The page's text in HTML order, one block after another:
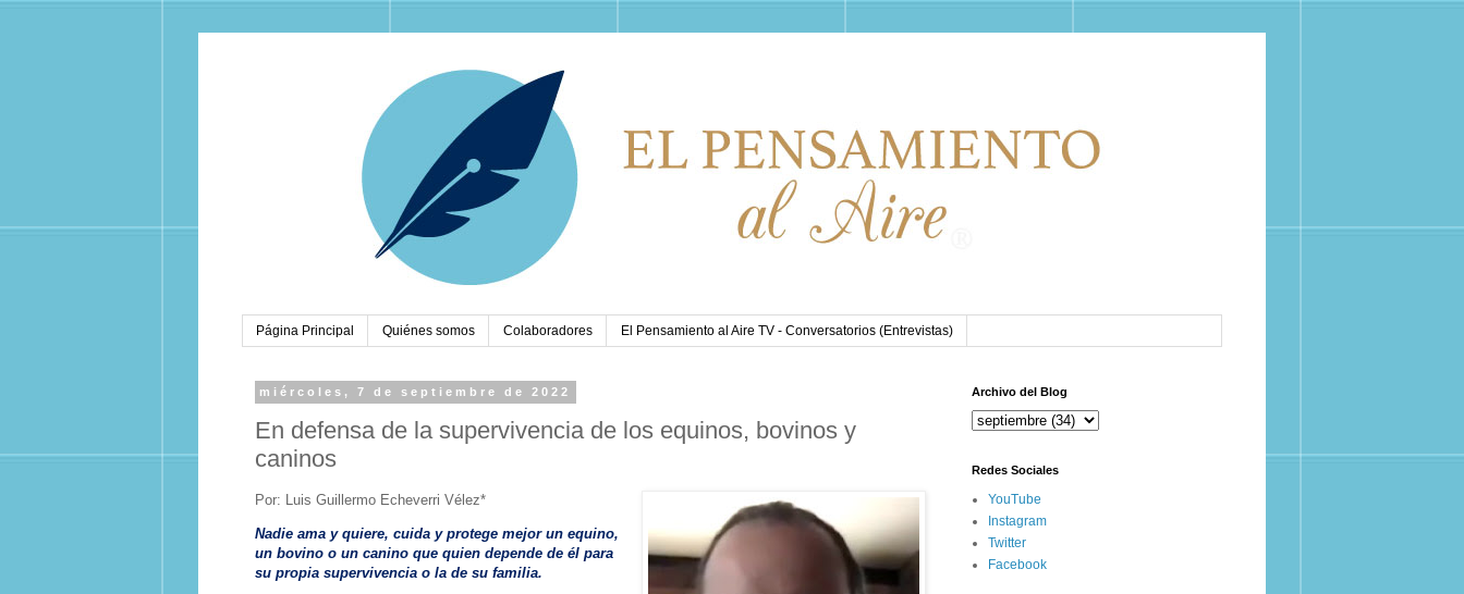
Página Principal Quiénes somos Colaboradores El Pensamiento al Aire TV - Conversatorios (Entrevistas)
miércoles, 7 de septiembre de 2022
En defensa de la supervivencia de los equinos, bovinos y
caninos
Por: Luis Guillermo Echeverri Vélez*
Nadie ama y quiere, cuida y protege mejor un equino,
un bovino o un canino que quien depende de él para
su propia supervivencia o la de su familia.
Archivo del Blog
Redes Sociales
YouTube
Instagram
Twitter
Facebook